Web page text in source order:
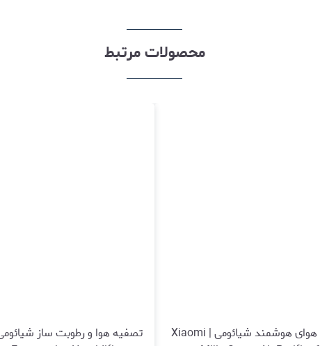
محصولات مرتبط
تصفیه هوای هوشمند شیائومی | Xiaomi